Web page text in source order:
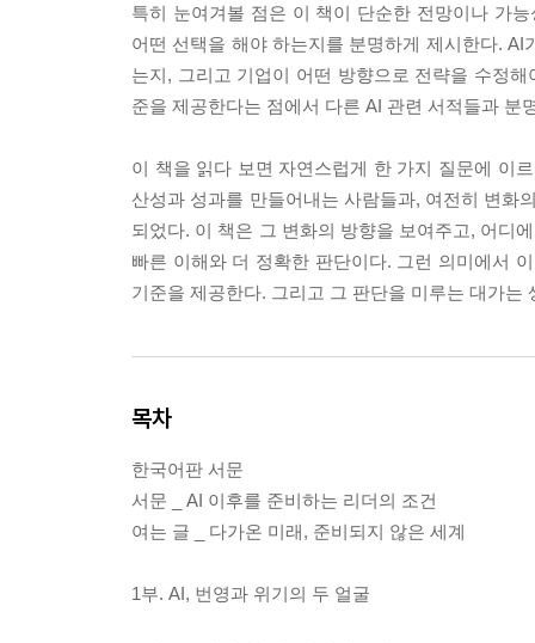
특히 눈여겨볼 점은 이 책이 단순한 전망이나 가
어떤 선택을 해야 하는지를 분명하게 제시한다.
는지, 그리고 기업이 어떤 방향으로 전략을 수정
준을 제공한다는 점에서 다른 AI 관련 서적들과 분
이 책을 읽다 보면 자연스럽게 한 가지 질문에 이
산성과 성과를 만들어내는 사람들과, 여전히 변화
되었다. 이 책은 그 변화의 방향을 보여주고, 어디
빠른 이해와 더 정확한 판단이다. 그런 의미에서
기준을 제공한다. 그리고 그 판단을 미루는 대가는
목차
한국어판 서문
서문 _ AI 이후를 준비하는 리더의 조건
여는 글 _ 다가온 미래, 준비되지 않은 세계
1부. AI, 번영과 위기의 두 얼굴